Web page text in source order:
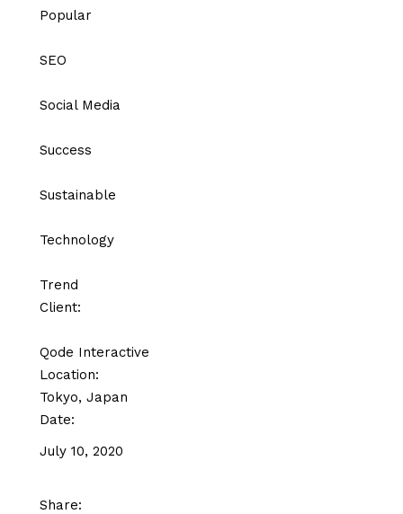
Popular
SEO
Social Media
Success
Sustainable
Technology
Trend
Client:
Qode Interactive
Location:
Tokyo, Japan
Date:
July 10, 2020
Share: